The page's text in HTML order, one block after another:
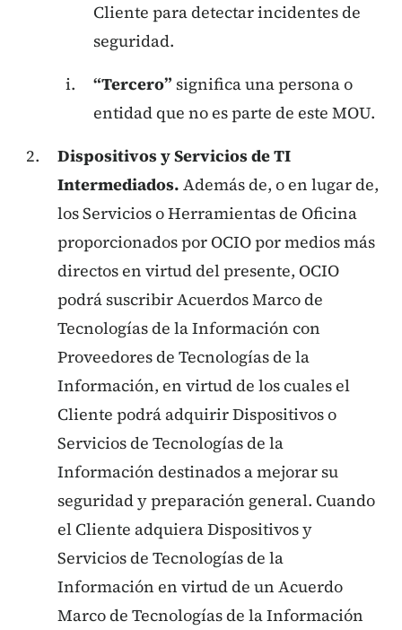
Cliente para detectar incidentes de
seguridad.
“Tercero” significa una persona o
entidad que no es parte de este MOU.
Dispositivos y Servicios de TI
Intermediados. Además de, o en lugar de,
los Servicios o Herramientas de Oficina
proporcionados por OCIO por medios más
directos en virtud del presente, OCIO
podrá suscribir Acuerdos Marco de
Tecnologías de la Información con
Proveedores de Tecnologías de la
Información, en virtud de los cuales el
Cliente podrá adquirir Dispositivos o
Servicios de Tecnologías de la
Información destinados a mejorar su
seguridad y preparación general. Cuando
el Cliente adquiera Dispositivos y
Servicios de Tecnologías de la
Información en virtud de un Acuerdo
Marco de Tecnologías de la Información